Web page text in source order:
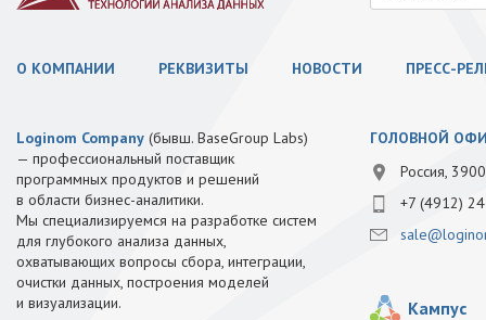
О КОМПАНИИ РЕКВИЗИТЫ НОВОСТИ ПРЕСС-
Loginom Company (бывш. BaseGroup Labs)
— профессиональный поставщик
программных продуктов и решений
в области бизнес-аналитики.
Мы специализируемся на разработке систем
для глубокого анализа данных,
охватывающих вопросы сбора, интеграции,
очистки данных, построения моделей
и визуализации.
ГОЛОВНОЙ
Россия,
+7 (4912)
Кампус